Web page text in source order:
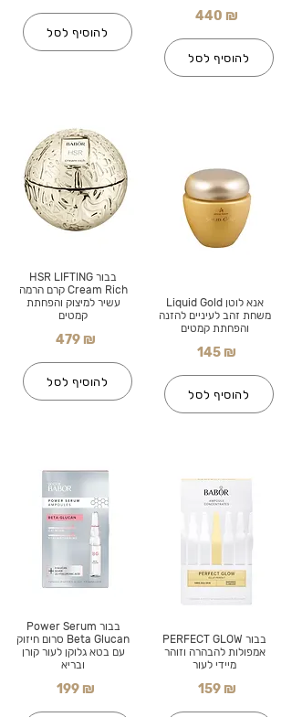
להוסיף לסל
בבור HSR LIFTING
Cream Rich קרם הרמה
עשיר למיצוק והפחתת
קמטים
479 ₪
להוסיף לסל
בבור Power Serum
Beta Glucan סרום חיזוק
עם בטא גלוקן לעור קורן
ובריא
199 ₪
440 ₪
להוסיף לסל
אנא לוטן Liquid Gold
משחת זהב לעיניים להזנה
והפחתת קמטים
145 ₪
להוסיף לסל
בבור PERFECT GLOW
אמפולות להבהרה וזוהר
מיידי לעור
159 ₪